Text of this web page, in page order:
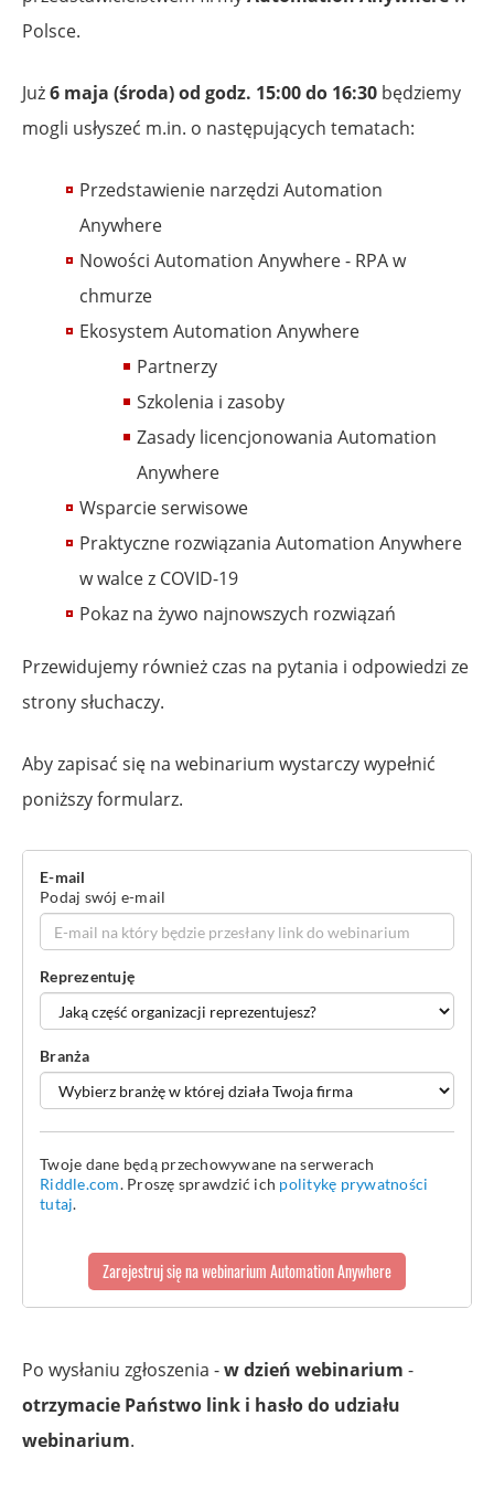
Polsce.
Już6 maja (środa) od godz. 15:00 do 16:30 będziemy
mogli usłyszeć m.in. o następujących tematach:
Przedstawienie narzędzi Automation
Anywhere
Nowości Automation Anywhere - RPA w
chmurze
Ekosystem Automation Anywhere
Partnerzy
Szkolenia i zasoby
Zasady licencjonowania Automation
Anywhere
Wsparcie serwisowe
Praktyczne rozwiązania Automation Anywhere
w walce z COVID-19
Pokaz na żywo najnowszych rozwiązań
Przewidujemy również czas na pytania i odpowiedzi ze
strony słuchaczy.
Aby zapisać się na webinarium wystarczy wypełnić
poniższy formularz.
Po wysłaniu zgłoszenia -w dzień webinarium -
otrzymacie Państwo link i hasło do udziału
webinarium.